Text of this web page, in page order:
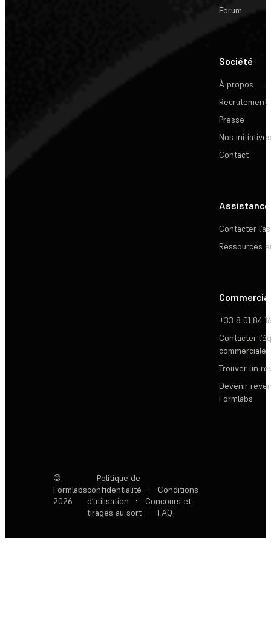
Forum
Société
À propos
Recrutement
Presse
Nos initiatives
Contact
Assistance
Contacter
Ressources
Commercial
+33 8 01 84
Contacter
commerciale
Trouver un
Devenir
Formlabs
©
Formlabs
2026
Politique de
confidentialité
·
Conditions
d’utilisation
·
Concours et
tirages au sort
· FAQ